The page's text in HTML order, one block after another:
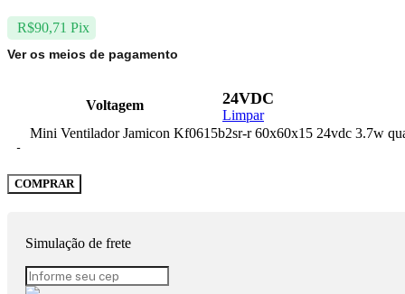
R$90,71 Pix
Ver os meios de pagamento
Voltagem 24VDC
Limpar
Mini Ventilador Jamicon Kf0615b2sr-r 60x60x15 24vdc 3.7w
COMPRAR
Simulação de frete